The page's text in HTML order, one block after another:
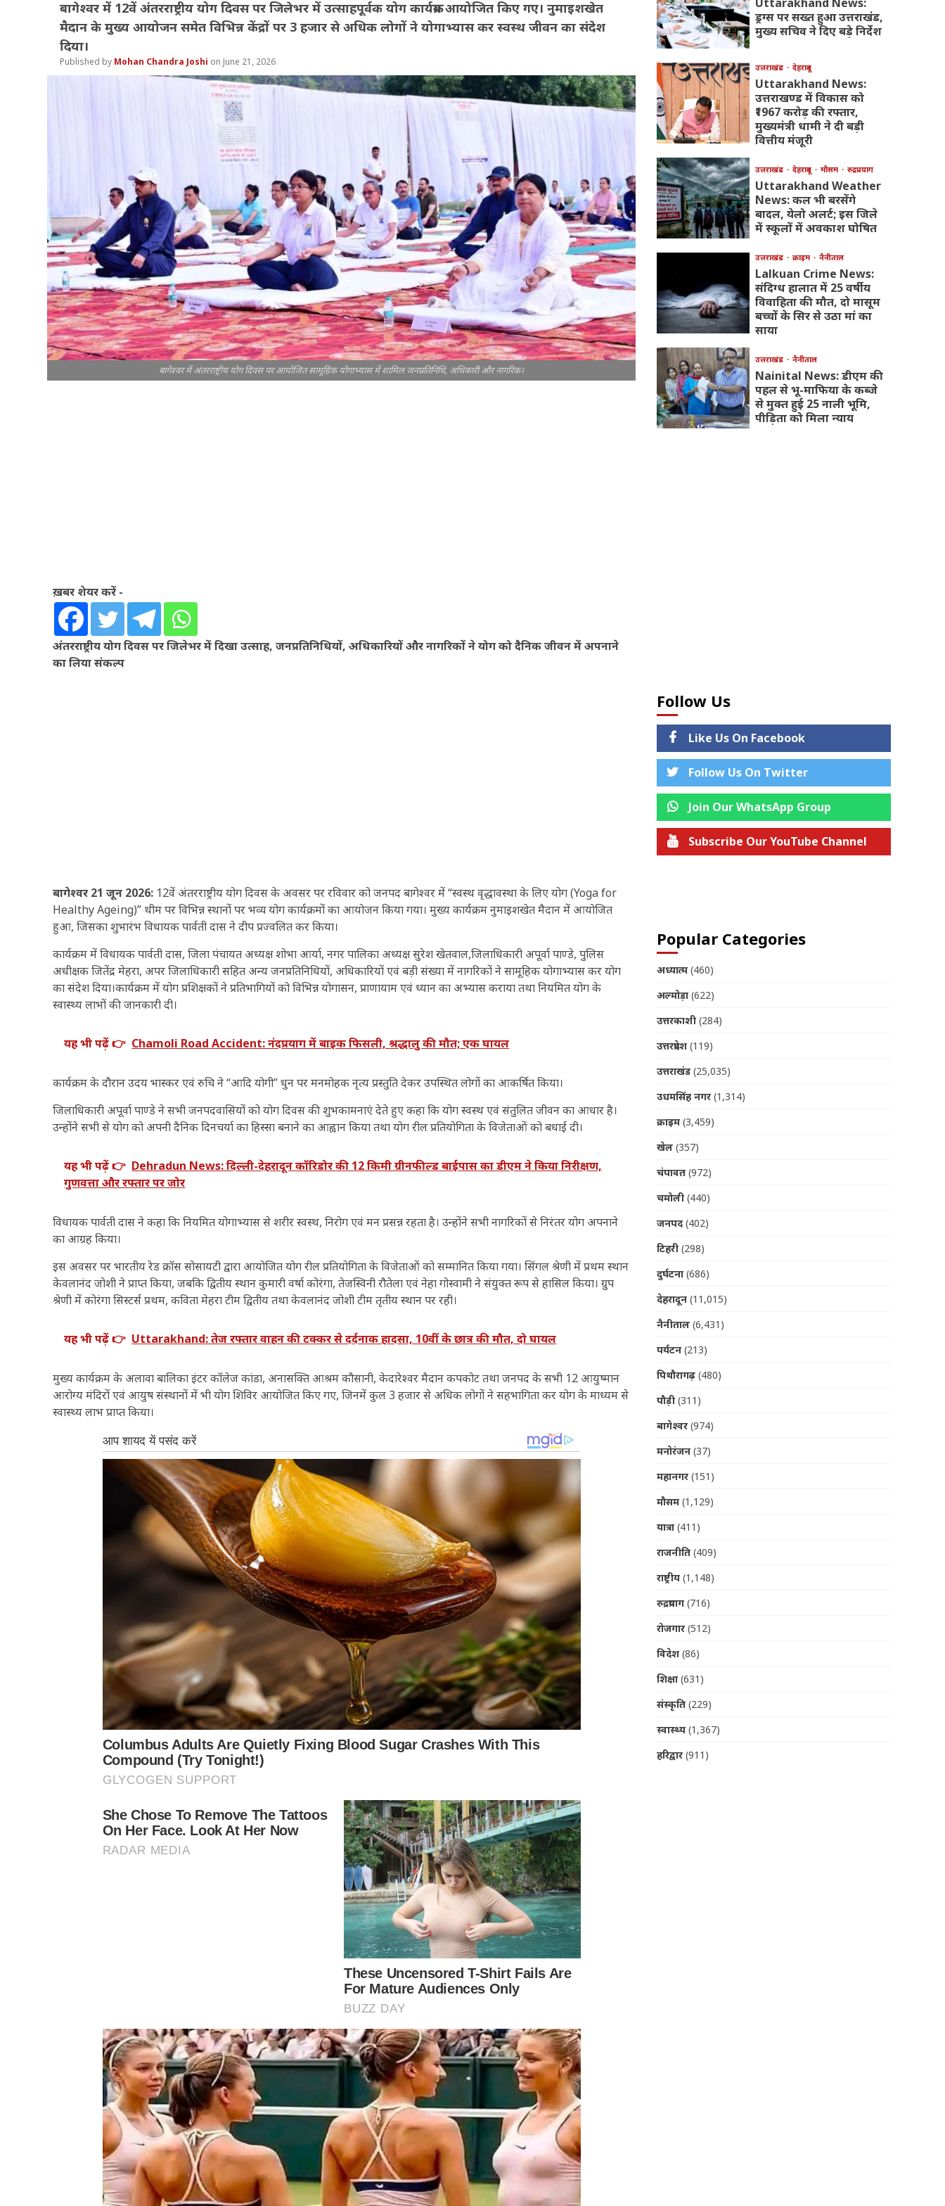
बागेश्वर में 12वें अंतरराष्ट्रीय योग दिवस पर जिलेभर में उत्साहपूर्वक योग कार्यक्रम आयोजित किए गए। नुमाइशखेत
मैदान के मुख्य आयोजन समेत विभिन्न केंद्रों पर 3 हजार से अधिक लोगों ने योगाभ्यास कर स्वस्थ जीवन का संदेश
दिया।
Mohan Chandra Joshi June 21, 2026
बागेश्वर में अंतरराष्ट्रीय योग दिवस पर आयोजित सामूहिक योगाभ्यास में शामिल जनप्रतिनिधि, अधिकारी और नागरिक।
ख़बर शेयर करें -
अंतरराष्ट्रीय योग दिवस पर जिलेभर में दिखा उत्साह, जनप्रतिनिधियों, अधिकारियों और नागरिकों ने योग को दैनिक जीवन में अपनाने
का लिया संकल्प
बागेश्वर 21 जून 2026: 12वें अंतरराष्ट्रीय योग दिवस के अवसर पर रविवार को जनपद बागेश्वर में “स्वस्थ वृद्धावस्था के लिए योग (Yoga for
Healthy Ageing)” थीम पर विभिन्न स्थानों पर भव्य योग कार्यक्रमों का आयोजन किया गया। मुख्य कार्यक्रम नुमाइशखेत मैदान में आयोजित
हुआ, जिसका शुभारंभ विधायक पार्वती दास ने दीप प्रज्वलित कर किया।
कार्यक्रम में विधायक पार्वती दास, जिला पंचायत अध्यक्ष शोभा आर्या, नगर पालिका अध्यक्ष सुरेश खेतवाल,जिलाधिकारी अपूर्वा पाण्डे, पुलिस
अधीक्षक जितेंद्र मेहरा, अपर जिलाधिकारी सहित अन्य जनप्रतिनिधियों, अधिकारियों एवं बड़ी संख्या में नागरिकों ने सामूहिक योगाभ्यास कर योग
का संदेश दिया।कार्यक्रम में योग प्रशिक्षकों ने प्रतिभागियों को विभिन्न योगासन, प्राणायाम एवं ध्यान का अभ्यास कराया तथा नियमित योग के
स्वास्थ्य लाभों की जानकारी दी।
यह भी पढ़ें 👉 Chamoli Road Accident: नंदप्रयाग में बाइक फिसली, श्रद्धालु की मौत; एक घायल
कार्यक्रम के दौरान उदय भास्कर एवं रुचि ने “आदि योगी” धुन पर मनमोहक नृत्य प्रस्तुति देकर उपस्थित लोगों का आकर्षित किया।
जिलाधिकारी अपूर्वा पाण्डे ने सभी जनपदवासियों को योग दिवस की शुभकामनाएं देते हुए कहा कि योग स्वस्थ एवं संतुलित जीवन का आधार है।
उन्होंने सभी से योग को अपनी दैनिक दिनचर्या का हिस्सा बनाने का आह्वान किया तथा योग रील प्रतियोगिता के विजेताओं को बधाई दी।
यह भी पढ़ें 👉 Dehradun News: दिल्ली-देहरादून कॉरिडोर की 12 किमी ग्रीनफील्ड बाईपास का डीएम ने किया निरीक्षण,
गुणवत्ता और रफ्तार पर जोर
विधायक पार्वती दास ने कहा कि नियमित योगाभ्यास से शरीर स्वस्थ, निरोग एवं मन प्रसन्न रहता है। उन्होंने सभी नागरिकों से निरंतर योग अपनाने
का आग्रह किया।
इस अवसर पर भारतीय रेड क्रॉस सोसायटी द्वारा आयोजित योग रील प्रतियोगिता के विजेताओं को सम्मानित किया गया। सिंगल श्रेणी में प्रथम स्थान
केवलानंद जोशी ने प्राप्त किया, जबकि द्वितीय स्थान कुमारी वर्षा कोरंगा, तेजस्विनी रौतेला एवं नेहा गोस्वामी ने संयुक्त रूप से हासिल किया। ग्रुप
श्रेणी में कोरंगा सिस्टर्स प्रथम, कविता मेहरा टीम द्वितीय तथा केवलानंद जोशी टीम तृतीय स्थान पर रही।
यह भी पढ़ें 👉 Uttarakhand: तेज रफ्तार वाहन की टक्कर से दर्दनाक हादसा, 10वीं के छात्र की मौत, दो घायल
मुख्य कार्यक्रम के अलावा बालिका इंटर कॉलेज कांडा, अनासक्ति आश्रम कौसानी, केदारेश्वर मैदान कपकोट तथा जनपद के सभी 12 आयुष्मान
आरोग्य मंदिरों एवं आयुष संस्थानों में भी योग शिविर आयोजित किए गए, जिनमें कुल 3 हजार से अधिक लोगों ने सहभागिता कर योग के माध्यम से
स्वास्थ्य लाभ प्राप्त किया।
ड्रग्स पर सख्त हुआ उत्तराखंड,
मुख्य सचिव ने दिए बड़े निर्देश
उत्तराखंड देहरादून
Uttarakhand News:
उत्तराखण्ड में विकास को
₹1967 करोड़ की रफ्तार,
मुख्यमंत्री धामी ने दी बड़ी
वित्तीय मंजूरी
उत्तराखंड देहरादून मौसम रुद्रप्रयाग
Uttarakhand Weather
News: कल भी बरसेंगे
बादल, येलो अलर्ट; इस जिले
में स्कूलों में अवकाश घोषित
उत्तराखंड क्राइम नैनीताल
Lalkuan Crime News:
संदिग्ध हालात में 25 वर्षीय
विवाहिता की मौत, दो मासूम
बच्चों के सिर से उठा मां का
साया
उत्तराखंड नैनीताल
Nainital News: डीएम की
पहल से भू-माफिया के कब्जे
से मुक्त हुई 25 नाली भूमि,
पीड़िता को मिला न्याय
Follow Us
Like Us On Facebook
Follow Us On Twitter
Join Our WhatsApp Group
Subscribe Our YouTube Channel
Popular Categories
अध्यात्म(460)
अल्मोड़ा(622)
उत्तरकाशी(284)
उत्तरप्रदेश(119)
उत्तराखंड(25,035)
उधमसिंह नगर(1,314)
क्राइम(3,459)
खेल(357)
चंपावत(972)
चमोली(440)
जनपद(402)
टिहरी(298)
दुर्घटना(686)
देहरादून(11,015)
नैनीताल(6,431)
पर्यटन(213)
पिथौरागढ़(480)
पौड़ी(311)
बागेश्वर(974)
मनोरंजन(37)
महानगर(151)
मौसम(1,129)
यात्रा(411)
राजनीति(409)
राष्ट्रीय(1,148)
रुद्रप्रयाग(716)
रोजगार(512)
विदेश(86)
शिक्षा(631)
संस्कृति(229)
स्वास्थ्य(1,367)
हरिद्वार(911)